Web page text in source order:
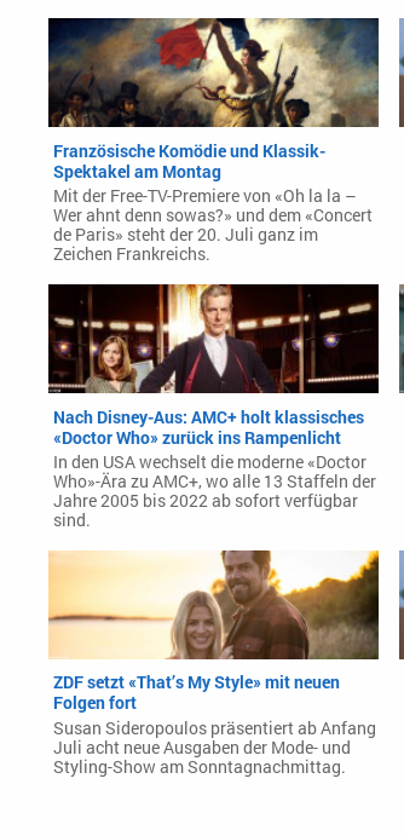
Französische Komödie und Klassik-
Spektakel am Montag
Mit der Free-TV-Premiere von «Oh la la –
Wer ahnt denn sowas?» und dem «Concert
de Paris» steht der 20. Juli ganz im
Zeichen Frankreichs.
Nach Disney-Aus: AMC+ holt klassisches
«Doctor Who» zurück ins Rampenlicht
In den USA wechselt die moderne «Doctor
Who»-Ära zu AMC+, wo alle 13 Staffeln der
Jahre 2005 bis 2022 ab sofort verfügbar
sind.
ZDF setzt «That’s My Style» mit neuen
Folgen fort
Susan Sideropoulos präsentiert ab Anfang
Juli acht neue Ausgaben der Mode- und
Styling-Show am Sonntagnachmittag.